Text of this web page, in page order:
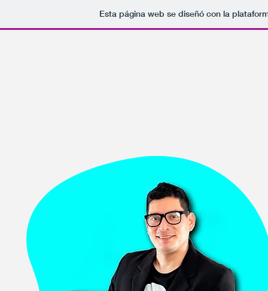
Esta página web se diseñó con la